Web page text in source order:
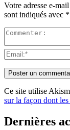
Votre adresse e-
sont indiqués avec *
Ce site utilise
sur la façon dont
Dernières